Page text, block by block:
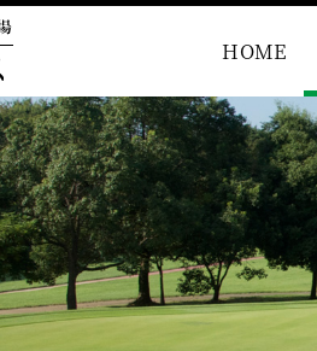
HOME